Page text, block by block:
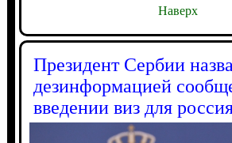
Наверх
Президент Сербии
дезинформацией
введении виз для